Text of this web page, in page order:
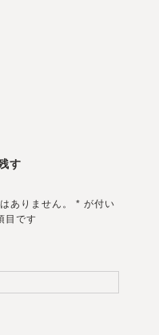
す
ありません。* が付い
目です